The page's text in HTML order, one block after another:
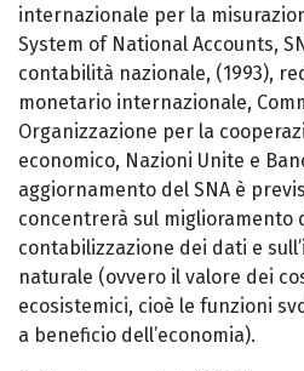
internazionale per la
System of National Accounts,
contabilità nazionale, (1993),
monetario internazionale,
Organizzazione per la
economico, Nazioni Unite e
aggiornamento del SNA è
concentrerà sul miglioramento
contabilizzazione dei dati e
naturale (ovvero il valore dei
ecosistemici, cioè le funzioni
a beneficio dell’economia).